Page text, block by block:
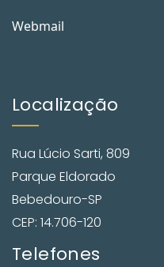
Webmail
Localização
Rua Lúcio Sarti, 809
Parque Eldorado
Bebedouro-SP
CEP: 14.706-120
Telefones